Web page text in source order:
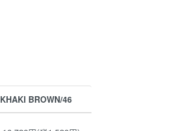
KHAKI BROWN/46